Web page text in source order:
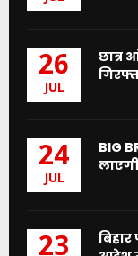
26
JUL
छात्र
24
JUL
BIG
23